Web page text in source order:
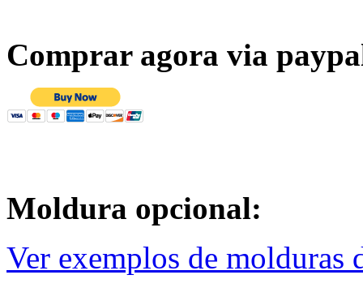
Comprar agora via
Moldura opcional:
Ver exemplos de molduras